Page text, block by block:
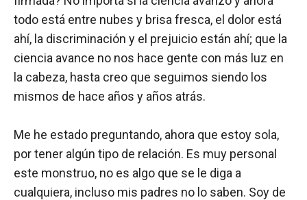
todo está entre nubes y brisa fresca, el dolor está
ahí, la discriminación y el prejuicio están ahí; que la
ciencia avance no nos hace gente con más luz en
la cabeza, hasta creo que seguimos siendo los
mismos de hace años y años atrás.
Me he estado preguntando, ahora que estoy sola,
por tener algún tipo de relación. Es muy personal
este monstruo, no es algo que se le diga a
cualquiera, incluso mis padres no lo saben. Soy de